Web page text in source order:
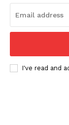
I've read and